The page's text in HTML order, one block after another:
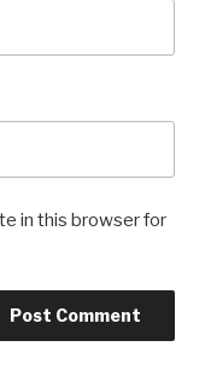
in this browser for